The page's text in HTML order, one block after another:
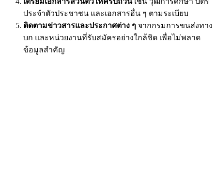
ประจำตัวประชาชน และเอกสารอื่น ๆ ตามระเบียบ
ติดตามข่าวสารและประกาศต่าง ๆ จากกรมการขนส่งทาง
บก และหน่วยงานที่รับสมัครอย่างใกล้ชิด เพื่อไม่พลาด
ข้อมูลสำคัญ